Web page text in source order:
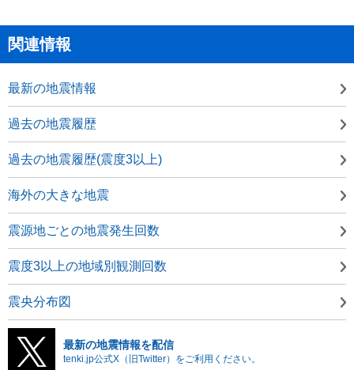
関連情報
最新の地震情報
過去の地震履歴
過去の地震履歴(震度3以上)
海外の大きな地震
震源地ごとの地震発生回数
震度3以上の地域別観測回数
震央分布図
最新の地震情報を配信
tenki.jp公式X（旧Twitter）をご利用ください。